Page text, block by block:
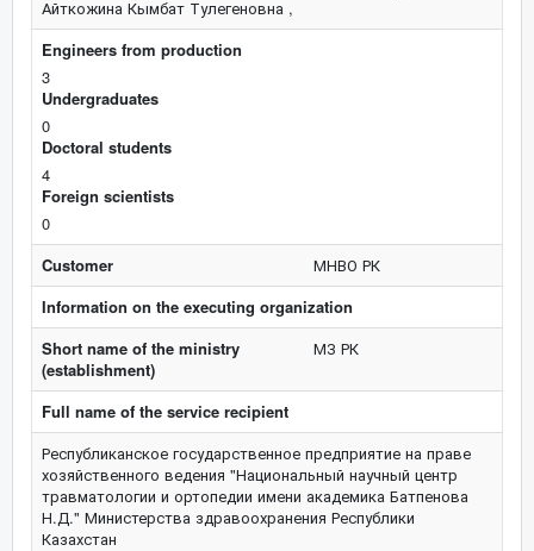
Айткожина Кымбат Тулегеновна ,
Engineers from production
3
Undergraduates
0
Doctoral students
4
Foreign scientists
0
Customer
МНВО РК
Information on the executing organization
Short name of the ministry
(establishment)
МЗ РК
Full name of the service recipient
Республиканское государственное предприятие на праве
хозяйственного ведения "Национальный научный центр
травматологии и ортопедии имени академика Батпенова
Н.Д." Министерства здравоохранения Республики
Казахстан